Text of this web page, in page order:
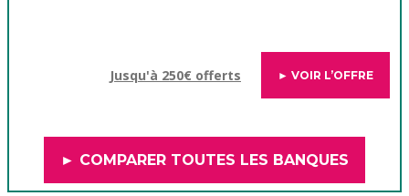
Jusqu'à 250€ offerts ► VOIR L’OFFRE
► COMPARER TOUTES LES BANQUES